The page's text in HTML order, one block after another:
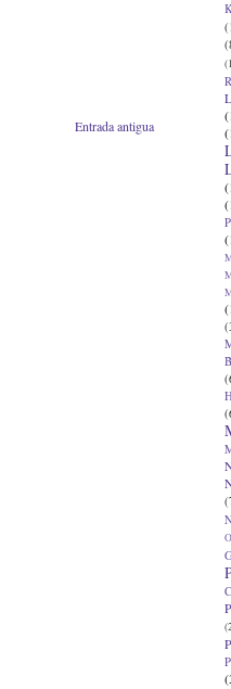
Entrada antigua